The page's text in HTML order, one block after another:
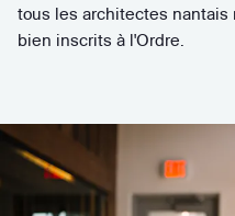
tous les architectes
bien inscrits à l'Ordre.